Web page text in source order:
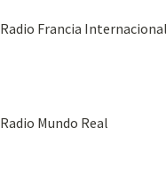
Radio Francia Internacional
Radio Mundo Real